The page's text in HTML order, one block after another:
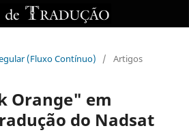
(Fluxo Contínuo)
/ Artigos
Orange" em
do Nadsat